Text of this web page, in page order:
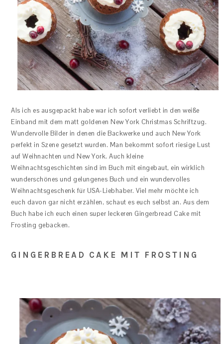
Als ich es ausgepackt habe war ich sofort verliebt in den weiße
Einband mit dem matt goldenen New York Christmas Schriftzug.
Wundervolle Bilder in denen die Backwerke und auch New York
perfekt in Szene gesetzt wurden. Man bekommt sofort riesige Lust
auf Weihnachten und New York. Auch kleine
Weihnachtsgeschichten sind im Buch mit eingebaut, ein wirklich
wunderschönes und gelungenes Buch und ein wundervolles
Weihnachtsgeschenk für USA-Liebhaber. Viel mehr möchte ich
euch davon gar nicht erzählen, schaut es euch selbst an. Aus dem
Buch habe ich euch einen super leckeren Gingerbread Cake mit
Frosting gebacken.
GINGERBREAD CAKE MIT FROSTING